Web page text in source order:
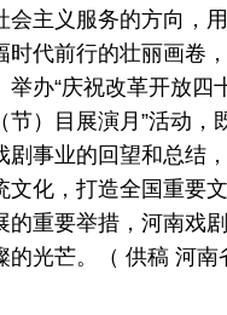
会主义服务的方向，
时代前行的壮丽画卷
举办“庆祝改革开放四
节）目展演月”活动，
剧事业的回望和总结
文化，打造全国重要
的重要举措，河南戏
的光芒。（ 供稿 河南